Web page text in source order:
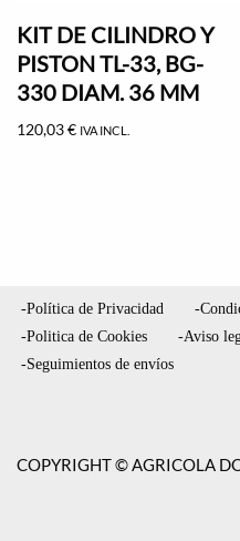
KIT DE CILINDRO Y
PISTON TL-33, BG-
330 DIAM. 36 MM
120,03€ IVA INCL.
-Política de Privacidad
-
-Politica de Cookies
-Aviso
-Seguimientos de envíos
COPYRIGHT © AGRICOLA